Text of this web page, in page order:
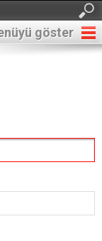
göster